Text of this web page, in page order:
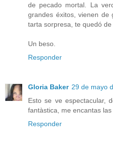
de pecado mortal. La
grandes éxitos, vienen de
tarta sorpresa, te quedó de
Un beso.
Responder
Gloria Baker 29 de mayo
Esto se ve espectacular,
fantàstica, me encantas
Responder